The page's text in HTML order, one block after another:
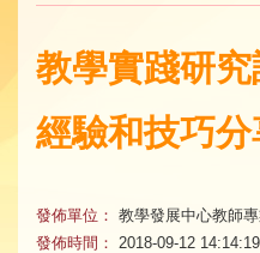
教學實踐研
經驗和技巧分
發佈單位： 教學發展中心教師
發佈時間：
2018-09-12 14:14:19